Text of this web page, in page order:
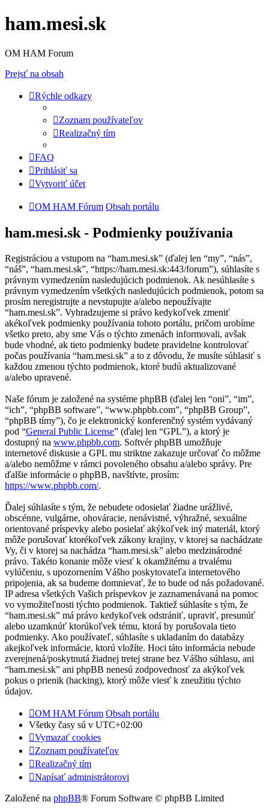
ham.mesi.sk
OM HAM Forum
Prejsť na obsah
Rýchle odkazy
Zoznam používateľov
Realizačný tím
FAQ
Prihlásiť sa
Vytvoriť účet
OM HAM Fórum Obsah portálu
ham.mesi.sk - Podmienky používania
Registráciou a vstupom na “ham.mesi.sk” (ďalej len “my”, “nás”,
“náš”, “ham.mesi.sk”, “https://ham.mesi.sk:443/forum”), súhlasíte s
právnym vymedzením nasledujúcich podmienok. Ak nesúhlasíte s
právnym vymedzením všetkých nasledujúcich podmienok, potom sa
prosím neregistrujte a nevstupujte a/alebo nepoužívajte
“ham.mesi.sk”. Vyhradzujeme si právo kedykoľvek zmeniť
akékoľvek podmienky používania tohoto portálu, pričom urobíme
všetko preto, aby sme Vás o týchto zmenách informovali, avšak
bude vhodné, ak tieto podmienky budete pravidelne kontrolovať
počas používania “ham.mesi.sk” a to z dôvodu, že musíte súhlasiť s
každou zmenou týchto podmienok, ktoré budú aktualizované
a/alebo upravené.
Naše fórum je založené na systéme phpBB (ďalej len “oni”, “im”,
“ich”, “phpBB software”, “www.phpbb.com”, “phpBB Group”,
“phpBB tímy”), čo je elektronický konferenčný systém vydávaný
pod “General Public License” (ďalej len “GPL”), a ktorý je
dostupný na www.phpbb.com. Softvér phpBB umožňuje
internetové diskusie a GPL mu striktne zakazuje určovať čo môžme
a/alebo nemôžme v rámci povoleného obsahu a/alebo správy. Pre
ďalšie informácie o phpBB, navštívte, prosím:
https://www.phpbb.com/.
Ďalej súhlasíte s tým, že nebudete odosielať žiadne urážlivé,
obscénne, vulgárne, ohováracie, nenávistné, výhražné, sexuálne
orientované príspevky alebo posielať akýkoľvek iný materiál, ktorý
môže porušovať ktorékoľvek zákony krajiny, v ktorej sa nachádzate
Vy, či v ktorej sa nachádza “ham.mesi.sk” alebo medzinárodné
právo. Takéto konanie môže viesť k okamžitému a trvalému
vylúčeniu, s upozornením Vášho poskytovateľa internetového
pripojenia, ak sa budeme domnievať, že to bude od nás požadované.
IP adresa všetkých Vašich príspevkov je zaznamenávaná na pomoc
vo vymožiteľnosti týchto podmienok. Taktiež súhlasíte s tým, že
“ham.mesi.sk” má právo kedykoľvek odstrániť, upraviť, presunúť
alebo uzamknúť ktorúkoľvek tému, ktorá by porušovala tieto
podmienky. Ako používateľ, súhlasíte s ukladaním do databázy
akejkoľvek informácie, ktorú vložíte. Hoci táto informácia nebude
zverejnená/poskytnutá žiadnej tretej strane bez Vášho súhlasu, ani
“ham.mesi.sk” ani phpBB nenesú zodpovednosť za akýkoľvek
pokus o prienik (hacking), ktorý môže viesť k zneužitiu týchto
údajov.
OM HAM Fórum Obsah portálu
Všetky časy sú v UTC+02:00
Vymazať cookies
Zoznam používateľov
Realizačný tím
Napísať administrátorovi
Založené na phpBB® Forum Software © phpBB Limited